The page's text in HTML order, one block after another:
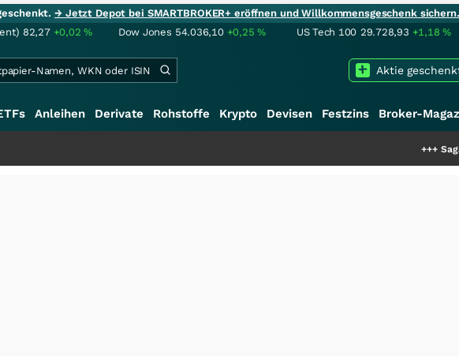
→ Jetzt Depot bei SMARTBROKER+ eröffnen und Willkommensgeschenk sichern.
82,27 +0,02% Dow Jones 54.036,10 +0,25% US Tech 100 29.728,93 +1,18%
Aktie
Anleihen Derivate Rohstoffe Krypto Devisen Festzins Broker-
Saga bei